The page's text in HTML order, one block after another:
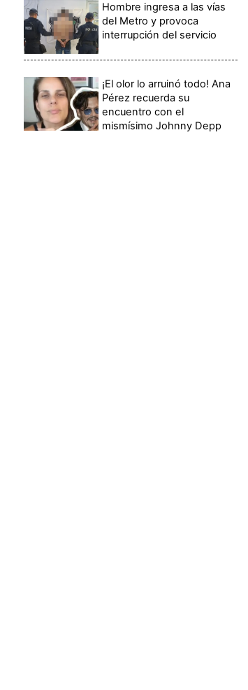
Hombre ingresa a las vías
del Metro y provoca
interrupción del servicio
¡El olor lo arruinó todo! Ana
Pérez recuerda su
encuentro con el
mismísimo Johnny Depp